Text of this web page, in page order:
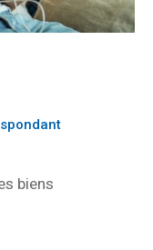
biens